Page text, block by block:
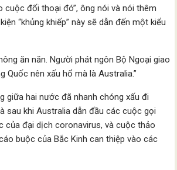
cuộc đối thoại đó”, ông nói và nói thêm
“khủng khiếp” này sẽ dẫn đến một kiểu
ăn năn. Người phát ngôn Bộ Ngoại giao
Quốc nên xấu hổ mà là Australia.”
giữa hai nước đã nhanh chóng xấu đi
sau khi Australia dẫn đầu các cuộc gọi
của đại dịch coronavirus, và cuộc thảo
buộc của Bắc Kinh can thiệp vào các